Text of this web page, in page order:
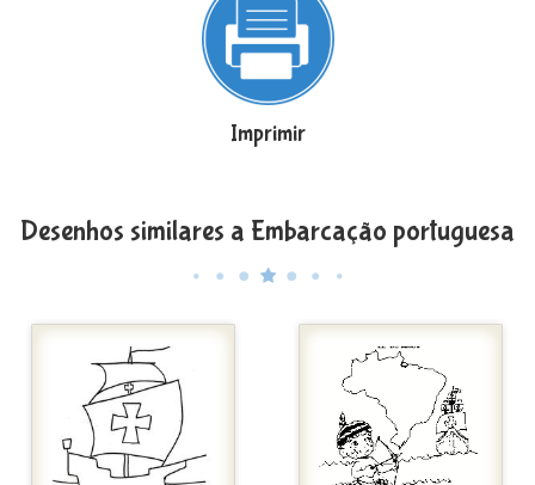
Imprimir
Desenhos similares a Embarcação portuguesa